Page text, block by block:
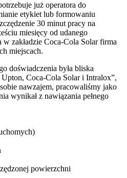
już operatora do
etykiet lub formowaniu
30 minut pracy na
miesięcy od udanego
zakładzie Coca-Cola Solar firma
miejscach.
doświadczenia była bliska
Coca-Cola Solar i Intralox”,
nawzajem, pracowaliśmy jako
wynikał z nawiązania pełnego
powierzchni